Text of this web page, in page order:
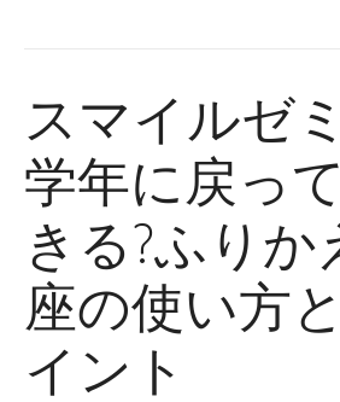
スマイルゼ
学年に戻っ
きる?ふりか
座の使い方
イント